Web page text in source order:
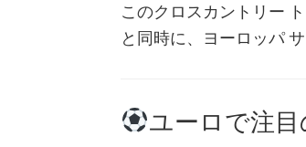
このクロスカントリー
と同時に、ヨーロッパ
ユーロで注目